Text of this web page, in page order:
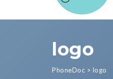
logo
PhoneDoc > logo